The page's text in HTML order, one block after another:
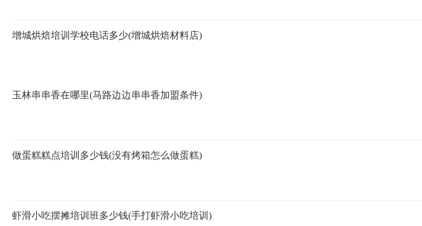
增城烘焙培训学校电话多少(增城烘焙材料店)
玉林串串香在哪里(马路边边串串香加盟条件)
做蛋糕糕点培训多少钱(没有烤箱怎么做蛋糕)
虾滑小吃摆摊培训班多少钱(手打虾滑小吃培训)